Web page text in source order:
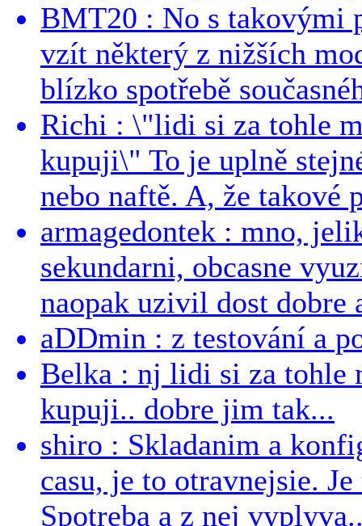
BMT20 : No s takovými
vzít některý z nižších
blízko spotřebě
Richi : \"lidi si za tohle
kupuji\" To je uplně
nebo naftě. A, že takové
armagedontek : mno,
sekundarni, obcasne
naopak uzivil dost dobre
aDDmin : z testování a
Belka : nj lidi si za tohle
kupuji.. dobre jim tak...
shiro : Skladanim a
casu, je to otravnejsie.
Spotreba a z nej